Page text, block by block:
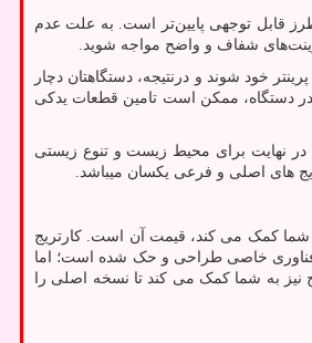
قابل توجهی پایین‌تر است. به علت عدم
پرینت‌های شفاف و واضح مواجه شوید.
خود شوند و درنتیجه، دستگاهتان دچار
دستگاه، ممکن است تامین قطعات یدکی
در نهایت برای محیط زیست و تنوع زیستی
های اصلی و فرعی یکسان میباشد.
شما کمک می کند، قیمت آن است. کارتریج
فناوری خاصی طراحی و حک شده است؛ اما
نیز به شما کمک می کند تا نسخه اصلی را